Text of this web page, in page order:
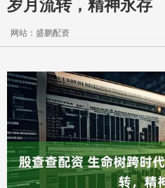
网站：盛鹏配资